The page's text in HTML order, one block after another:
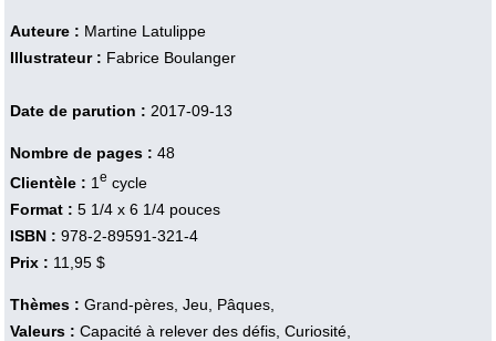
Auteure : Martine Latulippe
Illustrateur : Fabrice Boulanger
Date de parution : 2017-09-13
Nombre de pages : 48
Clientèle : 1 e cycle
Format : 5 1/4 x 6 1/4 pouces
ISBN : 978-2-89591-321-4
Prix : 11,95 $
Thèmes : Grand-pères, Jeu, Pâques,
Valeurs : Capacité à relever des défis, Curiosité,